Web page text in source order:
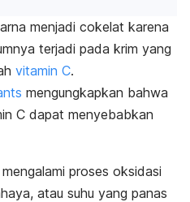
menjadi cokelat karena
terjadi pada krim yang
vitamin C.
mengungkapkan bahwa
C dapat menyebabkan
proses oksidasi
atau suhu yang panas